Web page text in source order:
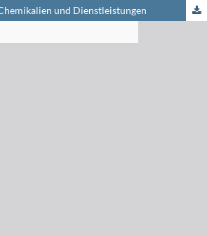
und Dienstleistungen